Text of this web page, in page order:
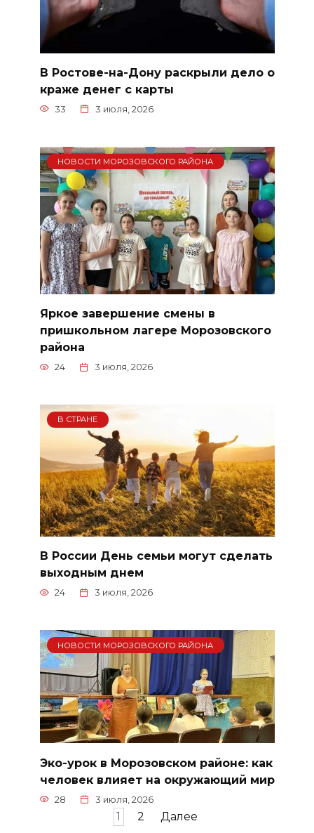
В Ростове-на-Дону раскрыли дело о
краже денег с карты
33 3 июля, 2026
НОВОСТИ МОРОЗОВСКОГО РАЙОНА
Яркое завершение смены в
пришкольном лагере Морозовского
района
24 3 июля, 2026
В СТРАНЕ
В России День семьи могут сделать
выходным днем
24 3 июля, 2026
НОВОСТИ МОРОЗОВСКОГО РАЙОНА
Эко-урок в Морозовском районе: как
человек влияет на окружающий мир
28 3 июля, 2026
1 2 Далее